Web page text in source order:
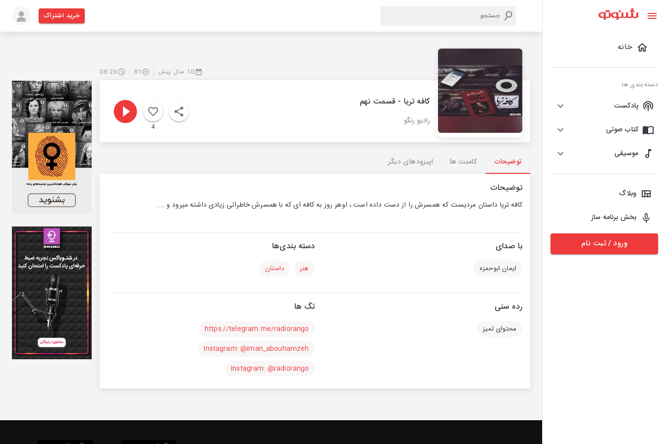
خانه
دسته بندی ها
پادکست
کتاب صوتی
موسیقی
وبلاگ
بخش برنامه ساز
ورود / ثبت نام
خرید اشتراک
10 سال پیش 81
08:26
کافه تریا - قسمت نهم
رادیو رنگو
4
توضیحات کامنت ها اپیزودهای دیگر
توضیحات
کافه تریا داستان مردیست که همسرش را از دست داده است ، اوهر روز به کافه ای که با همسرش خاطراتی زیادی داشته میرود و ....
با صدای
ایمان ابوحمزه
دسته بندی‌ها
هنر داستان
رده سنی
محتوای تمیز
تگ ها
https://telegram.me/radiorango
Instagram: @iman_abouhamzeh
Instagram: @radiorango